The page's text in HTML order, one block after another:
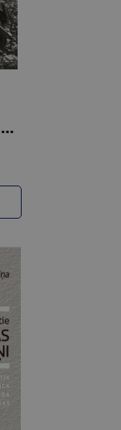
Starp Hitleru un Staļinu. Ukraiņu sacelšanās kustības vēsture